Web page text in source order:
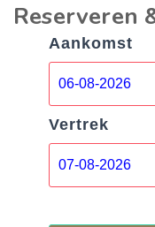
Reserveren
Aankomst
Vertrek